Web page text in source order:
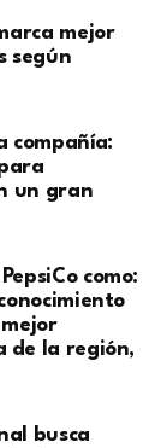
mejor
según
compañía:
un gran
como:
de la región,
busca